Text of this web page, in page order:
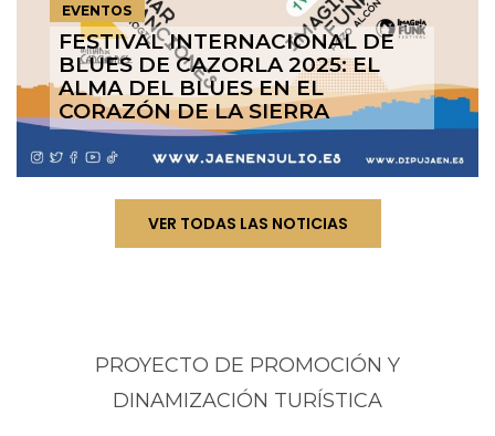
EVENTOS
FESTIVAL INTERNACIONAL DE
BLUES DE CAZORLA 2025: EL
ALMA DEL BLUES EN EL
CORAZÓN DE LA SIERRA
VER TODAS LAS NOTICIAS
PROYECTO DE PROMOCIÓN Y
DINAMIZACIÓN TURÍSTICA